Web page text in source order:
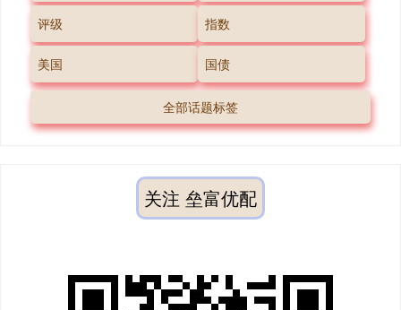
评级 指数
美国 国债
全部话题标签
关注 垒富优配